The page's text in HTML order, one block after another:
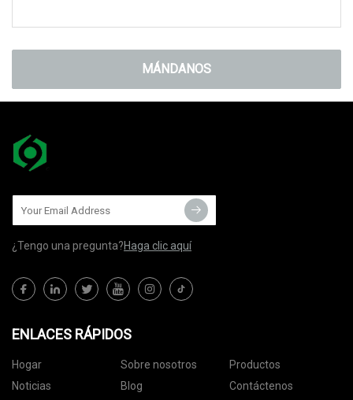
MÁNDANOS
¿Tengo una pregunta?Haga clic aquí
ENLACES RÁPIDOS
Hogar Sobre nosotros
Productos
Noticias
Blog
Contáctenos